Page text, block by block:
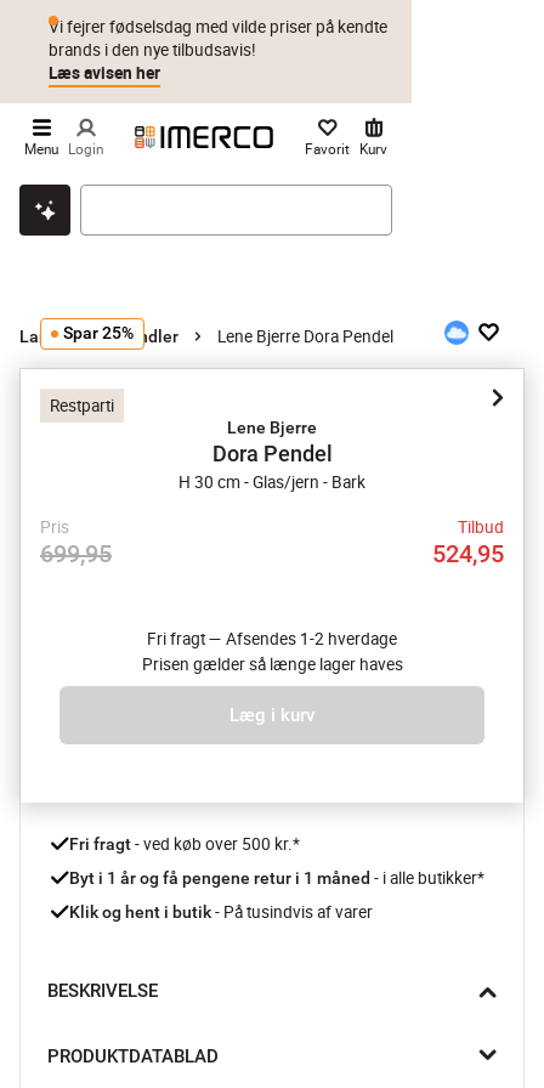
Klik & hent Byt i 1 år Prismatch
Vi fejrer fødselsdag med vilde priser på kendte
brands i den nye tilbudsavis!
Læs avisen her
Menu Login Favorit Kurv
Lamper Pendler Lene Bjerre Dora Pendel
Restparti
Spar 25%
Lene Bjerre
Dora Pendel
H 30 cm - Glas/jern - Bark
Pris
699,95
Tilbud
524,95
Fri fragt — Afsendes 1-2 hverdage
Prisen gælder så længe lager haves
Læg i kurv
Fri fragt - ved køb over 500 kr.*
Byt i 1 år og få pengene retur i 1 måned - i alle butikker*
Klik og hent i butik - På tusindvis af varer
BESKRIVELSE
pendellampe fra Lene Bjerre, som skaber en smuk ramme for
PRODUKTDATABLAD